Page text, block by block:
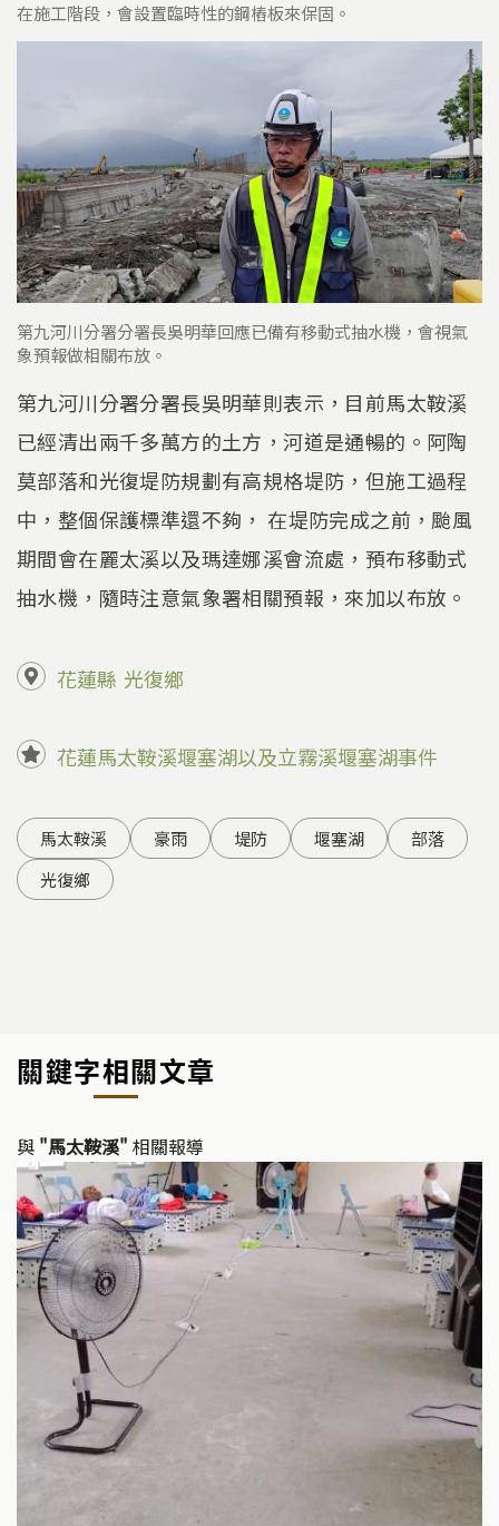
在施工階段，會設置臨時性的鋼樁板來保固。
第九河川分署分署長吳明華回應已備有移動式抽水機，會視氣
象預報做相關布放。
第九河川分署分署長吳明華則表示，目前馬太鞍溪
已經清出兩千多萬方的土方，河道是通暢的。阿陶
莫部落和光復堤防規劃有高規格堤防，但施工過程
中，整個保護標準還不夠， 在堤防完成之前，颱風
期間會在麗太溪以及瑪達娜溪會流處，預布移動式
抽水機，隨時注意氣象署相關預報，來加以布放。
花蓮縣 光復鄉
花蓮馬太鞍溪堰塞湖以及立霧溪堰塞湖事件
馬太鞍溪 豪雨 堤防 堰塞湖
部落
光復鄉
關鍵字相關文章
與 "馬太鞍溪" 相關報導